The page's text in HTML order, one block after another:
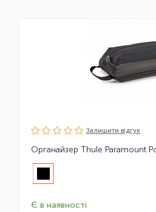
Залишити вiдгук
Органайзер Thule Paramount
Є в наявності